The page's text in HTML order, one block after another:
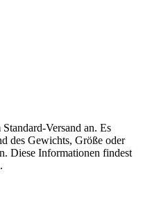
Versand an. Es
des Gewichts, Größe oder
Diese Informationen findest